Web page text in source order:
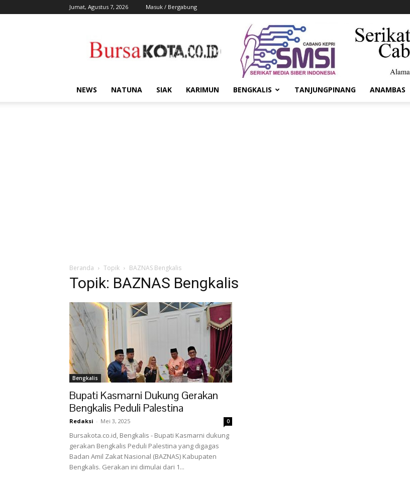
Jumat, Agustus 7, 2026 Masuk / Bergabung
Kota
NEWS NATUNA SIAK KARIMUN BENGKALIS TANJUNGPINANG ANAMBAS
Beranda Topik BAZNAS Bengkalis
Topik: BAZNAS Bengkalis
Bengkalis
Bupati Kasmarni Dukung Gerakan
Bengkalis Peduli Palestina
Redaksi - Mei 3, 2025 0
Bursakota.co.id, Bengkalis - Bupati Kasmarni dukung
gerakan Bengkalis Peduli Palestina yang digagas
Badan Amil Zakat Nasional (BAZNAS) Kabupaten
Bengkalis. Gerakan ini dimulai dari 1...